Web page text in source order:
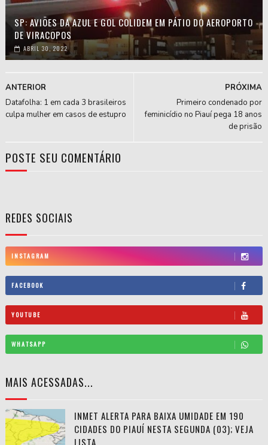
SP: AVIÕES DA AZUL E GOL COLIDEM EM PÁTIO DO AEROPORTO
DE VIRACOPOS
ABRIL 30, 2022
PRÓXIMA
Primeiro condenado por
feminicídio no Piauí pega 18 anos
de prisão
ANTERIOR
Datafolha: 1 em cada 3 brasileiros
culpa mulher em casos de estupro
POSTE SEU COMENTÁRIO
REDES SOCIAIS
INSTAGRAM
FACEBOOK
YOUTUBE
WHATSAPP
MAIS ACESSADAS...
INMET ALERTA PARA BAIXA UMIDADE EM 190
CIDADES DO PIAUÍ NESTA SEGUNDA (03); VEJA
LISTA